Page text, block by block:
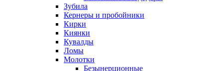
Зубила
Кернеры и пробойники
Кирки
Киянки
Кувалды
Ломы
Молотки
Безынерционные